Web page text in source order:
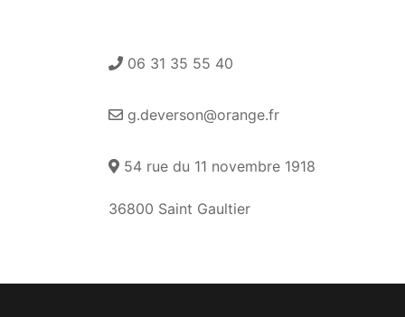
06 31 35 55 40
g.deverson@orange.fr
54 rue du 11 novembre 1918
36800 Saint Gaultier